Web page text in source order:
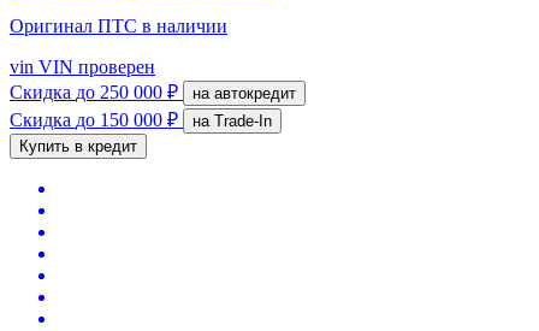
Оригинал ПТС в наличии
vin VIN проверен
Скидка до 250 000 ₽ на автокредит
Скидка до 150 000 ₽
на Trade-In
Купить в кредит